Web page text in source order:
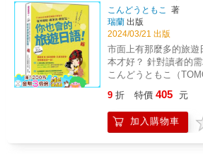
排列，書末還有超實用
要回顧或查找文法時，
理。搜尋一個文法，自
效果加倍！ ▲聽力直通車：用耳朵學日語，練
就一口流利東京腔！
語言？每篇只需10分
的精彩音檔，趁您通勤
隨手播放。反覆聆聽，
海，讓您的日語聽力和語
碌的現代人設計的學
世界&rdquo;究竟是唸
い」？在N5考試的第
您得分的關鍵。不怕，
定N5漢字的所有讀音
握了它的意義和用法
是學習，這是在時光中
查！ 每個單元的單字
超實用的單字索引表，
字時，這本書就像您
答案。搜尋一個單字，
習，學習效果加倍！ ★聽力直通車：用您的耳
色・量詞 等 ◆活用
練習冊的結構與使用方
面，聽解為每課一頁兩
沿撕線撕開使用。 文法題 Step１ 基本練習
題，對應教科書內的
練習題，類似日本語能
學習者自己的想法或與自
課堂上用於學習評量的
用。在課堂上使用時
能進行應用練習。 情境會話&rarr; 句型確認
&rarr; 句型練習&rarr; 應用會話 學
情境會話之後再確認句
句型之意義。而教師
導及說明，讓大部分的
的會話練習上。從情
一就是能快速地學會自然
ぐにほんご& 初級』（
收錄之內容均是公司
本的人際交往情境。「
課～第15課為「初級
朗讀音檔QR Code)
こんどうともこ 著
瑞蘭 出版
2024/03/21 出版
市面上有那麼多的旅遊
本才好？ 針對讀者的
こんどうともこ（
比一比，就算是菜日文
喔！ & 熱烈好評！ 最
開始，跟著說、輕鬆
9 折 特價 405 元
加入購物車